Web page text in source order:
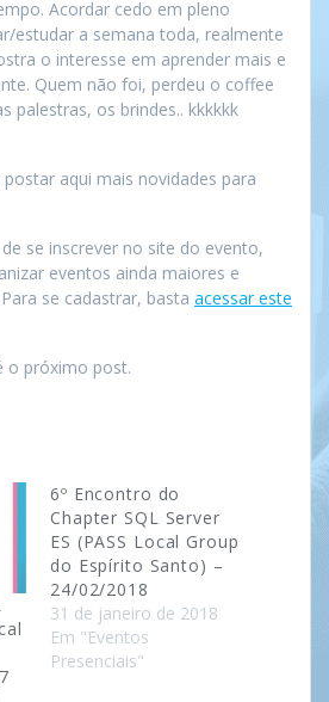
Acordar cedo em pleno
estudar a semana toda, realmente
o interesse em aprender mais e
Quem não foi, perdeu o coffee
palestras, os brindes.. kkkkkk
aqui mais novidades para
se inscrever no site do evento,
eventos ainda maiores e
se cadastrar, basta acessar este
o próximo post.
6º Encontro do
Chapter SQL Server
ES (PASS Local Group
do Espírito Santo) –
24/02/2018
31 de janeiro de 2018
Em "Eventos
Presenciais"